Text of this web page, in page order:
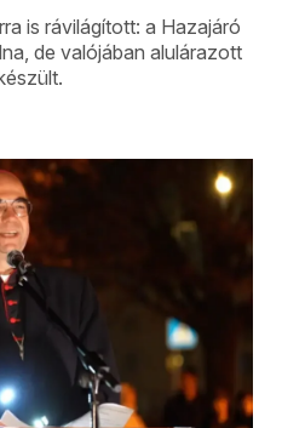
is rávilágított: a Hazajáró
de valójában alulárazott